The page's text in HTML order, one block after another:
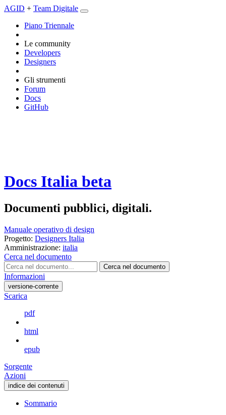
AGID + Team Digitale
Piano Triennale
Le community
Developers
Designers
Gli strumenti
Forum
Docs
GitHub
Docs Italia beta
Documenti pubblici, digitali.
Manuale operativo di design
Progetto: Designers Italia
Amministrazione: italia
Cerca nel documento
Cerca nel documento
Informazioni
versione-corrente
Scarica
pdf
html
epub
Sorgente
Azioni
indice dei contenuti
Sommario